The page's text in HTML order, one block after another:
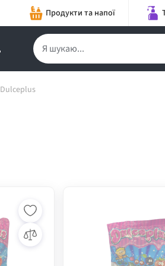
Продукти та напої
Dulceplus